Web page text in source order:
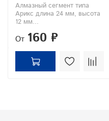
Алмазный сегмент типа
Арикс длина 24 мм, высота
12 мм...
От 160 ₽